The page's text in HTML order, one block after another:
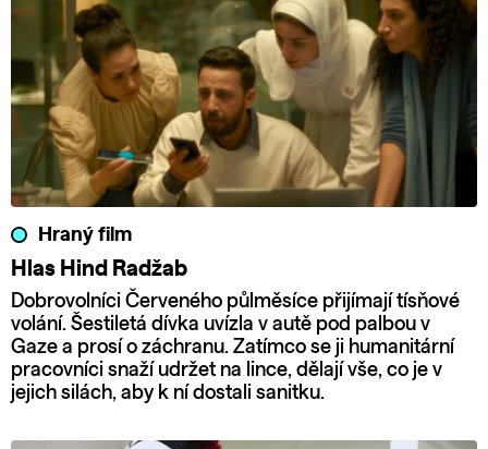
Hraný film
Hlas Hind Radžab
Dobrovolníci Červeného půlměsíce přijímají tísňové
volání. Šestiletá dívka uvízla v autě pod palbou v
Gaze a prosí o záchranu. Zatímco se ji humanitární
pracovníci snaží udržet na lince, dělají vše, co je v
jejich silách, aby k ní dostali sanitku.